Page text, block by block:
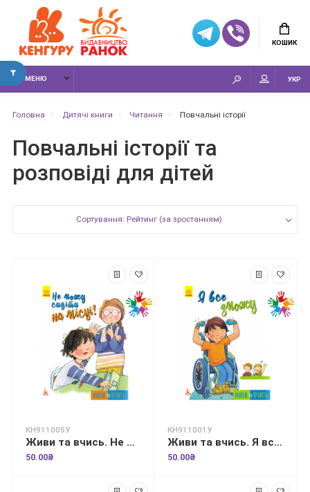
КОШИК
МЕНЮ УКР
Головна Дитячі книги Читання Повчальні історії
Повчальні історії та
розповіді для дітей
Сортування: Рейтинг (за зростанням)
КН911005У
Живи та вчись. Не можу сидіти на місці
50.00₴
КН911001У
Живи та вчись. Я все зможу
50.00₴